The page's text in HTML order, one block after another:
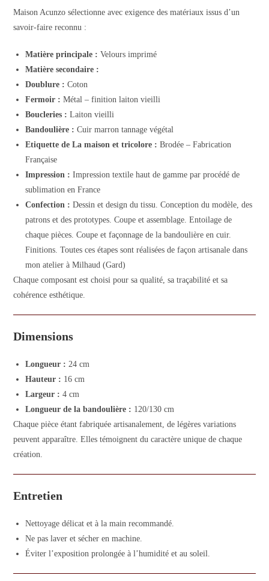
Maison Acunzo sélectionne avec exigence des matériaux issus d’un
savoir-faire reconnu :
Matière principale :Velours imprimé
Matière secondaire :
Doublure : Coton
Fermoir : Métal – finition laiton vieilli
Boucleries : Laiton vieilli
Bandoulière :Cuir marron tannage végétal
Etiquette de La maison et tricolore : Brodée – Fabrication
Française
Impression : Impression textile haut de gamme par procédé de
sublimation en France
Confection : Dessin et design du tissu. Conception du modèle, des
patrons et des prototypes. Coupe et assemblage. Entoilage de
chaque pièces. Coupe et façonnage de la bandoulière en cuir.
Finitions. Toutes ces étapes sont réalisées de façon artisanale dans
mon atelier à Milhaud (Gard)
Chaque composant est choisi pour sa qualité, sa traçabilité et sa
cohérence esthétique.
Dimensions
Longueur : 24 cm
Hauteur : 16 cm
Largeur : 4 cm
Longueur de la bandoulière : 120/130 cm
Chaque pièce étant fabriquée artisanalement, de légères variations
peuvent apparaître. Elles témoignent du caractère unique de chaque
création.
Entretien
Nettoyage délicat et à la main recommandé.
Ne pas laver et sécher en machine.
Éviter l’exposition prolongée à l’humidité et au soleil.